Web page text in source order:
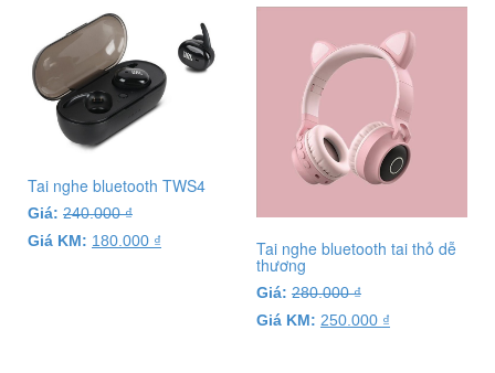
Tai nghe bluetooth TWS4
Giá: 240.000₫
Giá KM: 180.000 ₫ Tai nghe bluetooth tai thỏ dễ
thương
Giá: 280.000₫
Giá KM: 250.000 ₫